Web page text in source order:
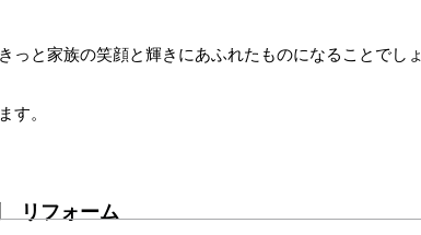
っと家族の笑顔と輝きにあふれたものになることでしょ
す。
リフォーム